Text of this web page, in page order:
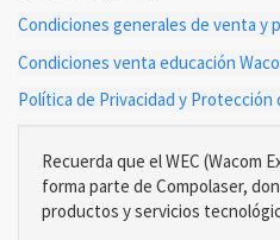
Condiciones generales de venta y
Condiciones venta educación
Política de Privacidad y Protección
Recuerda que el WEC (Wacom
forma parte de Compolaser,
productos y servicios